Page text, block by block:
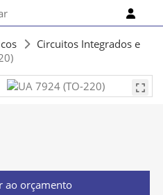
Circuitos Integrados e
orçamento